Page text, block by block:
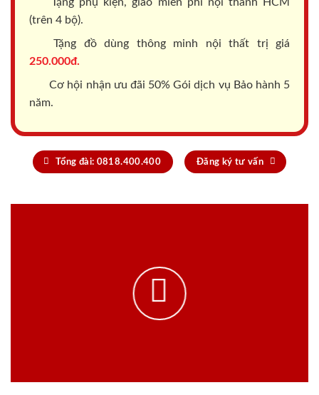
(trên 4 bộ).
Tặng đồ dùng thông minh nội thất trị giá
250.000đ.
Cơ hội nhận ưu đãi 50% Gói dịch vụ Bảo hành 5
năm.
Tổng đài: 0818.400.400 Đăng ký tư vấn